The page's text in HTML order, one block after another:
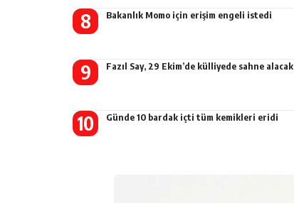
Bakanlık Momo için erişim engeli istedi
Fazıl Say, 29 Ekim’de külliyede sahne alacak
Günde 10 bardak içti tüm kemikleri eridi